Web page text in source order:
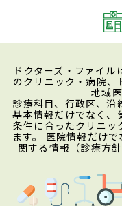
ドクターズ・ファイ
のクリニック・病院、
地域
診療科目、行政区、沿
基本情報だけでなく、
条件に合ったクリニッ
ます。 医院情報だけ
関する情報（診療方